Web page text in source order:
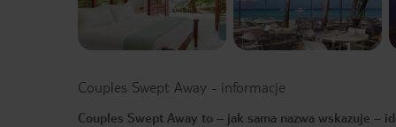
Couples Swept Away - informacje
Couples Swept Away to – jak sama nazwa wskazuje –